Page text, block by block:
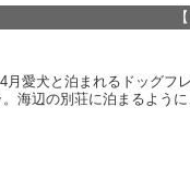
愛犬と泊まれるドッグフ
海辺の別荘に泊まるように